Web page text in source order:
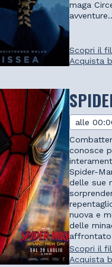
maga
avventure..
Scopri il
Acquista
alle
conosce
Spider-
delle sue
nuova e
delle
Scopri il
Acquista